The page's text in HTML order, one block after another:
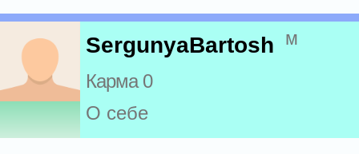
SergunyaBartosh м
Карма 0
О себе